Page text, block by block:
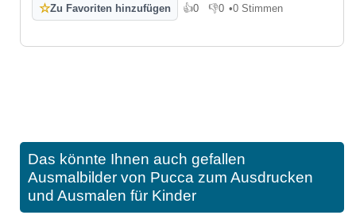
☆Zu Favoriten hinzufügen 👍0
Gefällt mir
👎0
Gefällt mir nicht
•0 Stimmen
Das könnte Ihnen auch gefallen
Ausmalbilder von Pucca zum Ausdrucken
und Ausmalen für Kinder